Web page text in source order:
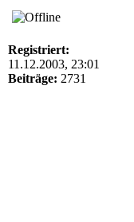
Registriert:
11.12.2003, 23:01
Beiträge: 2731